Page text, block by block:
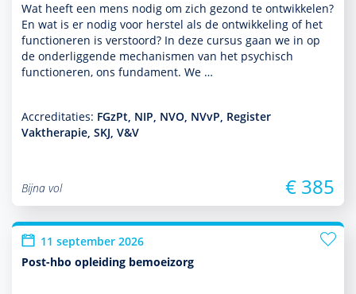
Wat heeft een mens nodig om zich gezond te ontwik­kelen?
En wat is er nodig voor herstel als de ont­wikke­ling of het
functio­neren is verstoord? In deze cursus gaan we in op
de onderliggende mechanismen van het psychisch
functio­neren, ons fundament. We …
Accreditaties: FGzPt, NIP, NVO, NVvP, Register
Vaktherapie, SKJ, V&V
Bijna vol € 385
11 september 2026
Post-hbo opleiding bemoeizorg